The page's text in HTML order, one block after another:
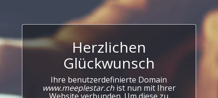
Herzlichen
Glückwunsch
Ihre benutzerdefinierte Domain
www.meeplestar.chist nun mit Ihrer